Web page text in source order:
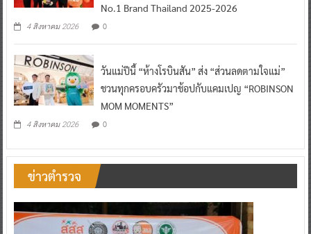
No.1 Brand Thailand 2025-2026
4 สิงหาคม 2026 0
วันแม่ปีนี้ “ห้างโรบินสัน” ส่ง “ส่วนลดตามใจแม่”
ชวนทุกครอบครัวมาช้อปกับแคมเปญ “ROBINSON
MOM MOMENTS”
4 สิงหาคม 2026 0
ข่าวตำรวจ